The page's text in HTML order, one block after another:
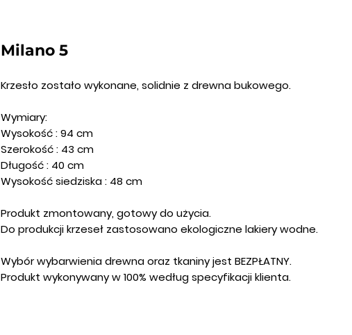
Milano 5
Krzesło zostało wykonane, solidnie z drewna bukowego.
Wymiary:
Wysokość : 94 cm
Szerokość : 43 cm
Długość : 40 cm
Wysokość siedziska : 48 cm
Produkt zmontowany, gotowy do użycia.
Do produkcji krzeseł zastosowano ekologiczne lakiery wodne.
Wybór wybarwienia drewna oraz tkaniny jest BEZPŁATNY.
Produkt wykonywany w 100% według specyfikacji klienta.